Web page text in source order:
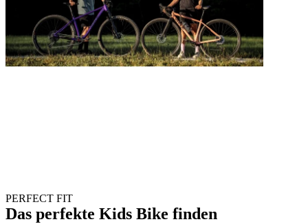
PERFECT FIT
Das perfekte Kids Bike finden